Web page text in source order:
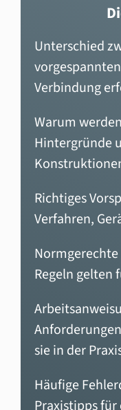
Unterschied
Verbindung
Warum
Hintergründe
Richtiges
Verfahren,
Regeln gelten
sie in der
Häufige
Praxistipps